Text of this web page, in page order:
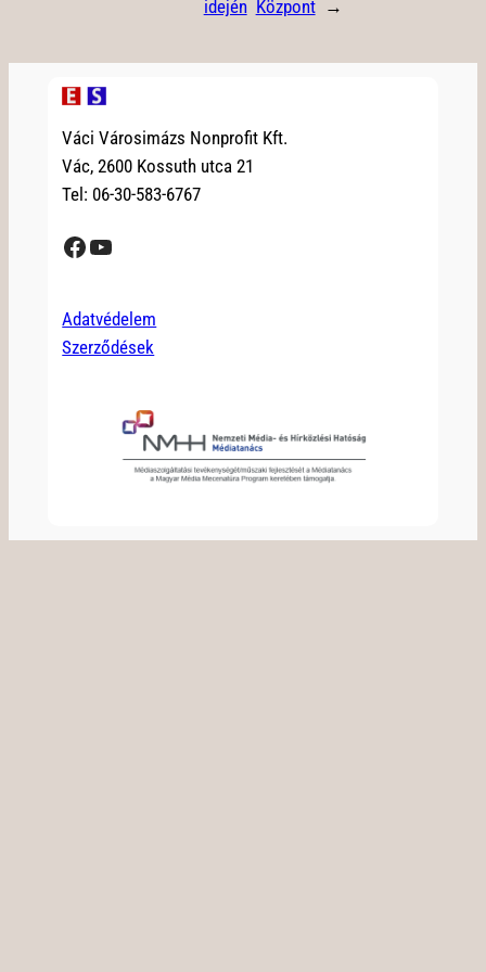
idején Központ →
Váci Városimázs Nonprofit Kft.
Vác, 2600 Kossuth utca 21
Tel: 06-30-583-6767
Facebook YouTube
Adatvédelem
Szerződések